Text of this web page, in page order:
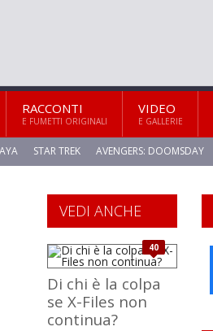
RACCONTI
E FUMETTI ORIGINALI
VIDEO
E GALLERIE
STAR TREK AVENGERS: DOOMSDAY
VEDI ANCHE
40
Di chi è la colpa
se X-Files non
continua?